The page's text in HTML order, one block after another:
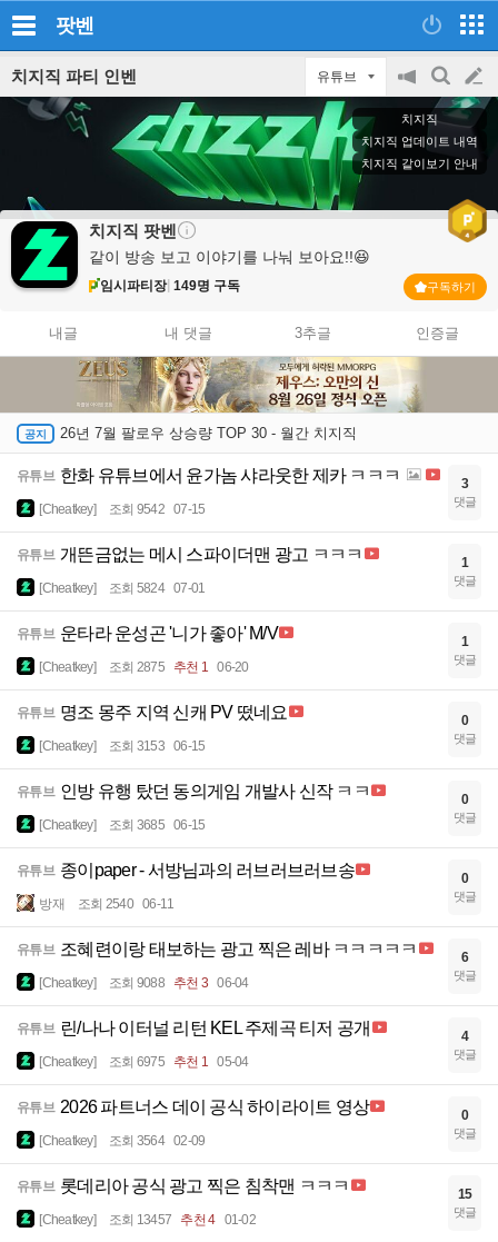
팟벤
치지직 파티 인벤 유튜브
공
지
on/off
검
색
글
쓰
치지직
치지직 업데이트 내역
치지직 같이보기 안내
치지직 팟벤
임시파티장 149명 구독
같이 방송 보고 이야기를 나눠 보아요!!😆
구독하기
내글 내 댓글 3추글 인증글
26년 7월 팔로우 상승량 TOP 30 - 월간 치지직
유튜브 한화 유튜브에서 윤가놈 샤라웃한 제카 ㅋㅋㅋ
[Cheatkey] 조회 9542 07-15
3
댓글
유튜브 개뜬금없는 메시 스파이더맨 광고 ㅋㅋㅋ
[Cheatkey] 조회 5824 07-01
1
댓글
유튜브 운타라 운성곤 '니가 좋아' M/V
[Cheatkey] 조회 2875 추천 1 06-20
1
댓글
유튜브 명조 몽주 지역 신캐 PV 떴네요
[Cheatkey] 조회 3153 06-15
0
댓글
유튜브 인방 유행 탔던 동의게임 개발사 신작 ㅋㅋ
[Cheatkey] 조회 3685 06-15
0
댓글
유튜브 종이paper - 서방님과의 러브러브러브송
방재 조회 2540 06-11
0
댓글
유튜브 조혜련이랑 태보하는 광고 찍은 레바 ㅋㅋㅋㅋㅋ
[Cheatkey] 조회 9088 추천 3 06-04
6
댓글
유튜브 린/나나 이터널 리턴 KEL 주제곡 티저 공개
[Cheatkey] 조회 6975 추천 1 05-04
4
댓글
유튜브 2026 파트너스 데이 공식 하이라이트 영상
[Cheatkey] 조회 3564 02-09
0
댓글
유튜브 롯데리아 공식 광고 찍은 침착맨 ㅋㅋㅋ
[Cheatkey] 조회 13457 추천 4 01-02
15
댓글